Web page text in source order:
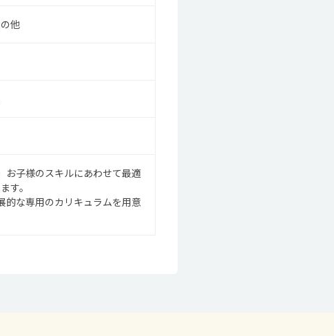
他
お子様のスキルにあわせて最適
す。
的な専用のカリキュラムを用意